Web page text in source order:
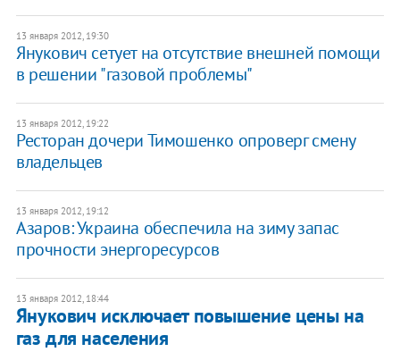
13 января 2012, 19:30
Янукович сетует на отсутствие внешней помощи
в решении "газовой проблемы"
13 января 2012, 19:22
Ресторан дочери Тимошенко опроверг смену
владельцев
13 января 2012, 19:12
Азаров: Украина обеспечила на зиму запас
прочности энергоресурсов
13 января 2012, 18:44
Янукович исключает повышение цены на
газ для населения